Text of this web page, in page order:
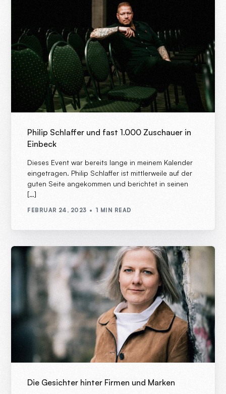
Philip Schlaffer und fast 1.000 Zuschauer in
Einbeck
Dieses Event war bereits lange in meinem Kalender
eingetragen. Philip Schlaffer ist mittlerweile auf der
guten Seite angekommen und berichtet in seinen
[…]
FEBRUAR 24, 2023 1 MIN READ
Die Gesichter hinter Firmen und Marken